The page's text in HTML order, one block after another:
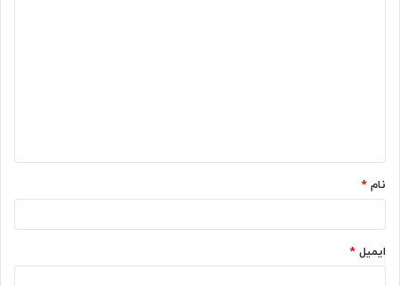
*
نام *
ایمیل *